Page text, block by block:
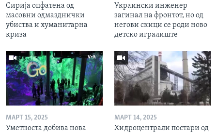
Сирија опфатена од
масовни одмазднички
убиства и хуманитарна
криза
Украински инженер
загинал на фронтот, но од
негови скици се роди ново
детско игралиште
МАРТ 15, 2025
Уметноста добива нова
МАРТ 14, 2025
Хидроцентрали постари од